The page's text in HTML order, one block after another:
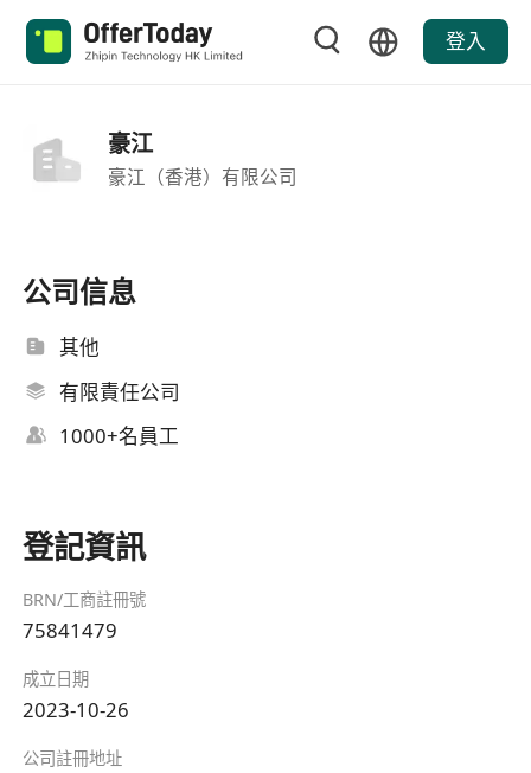
登入
豪江
豪江（香港）有限公司
公司信息
其他
有限責任公司
1000+名員工
登記資訊
BRN/工商註冊號
75841479
成立日期
2023-10-26
公司註冊地址